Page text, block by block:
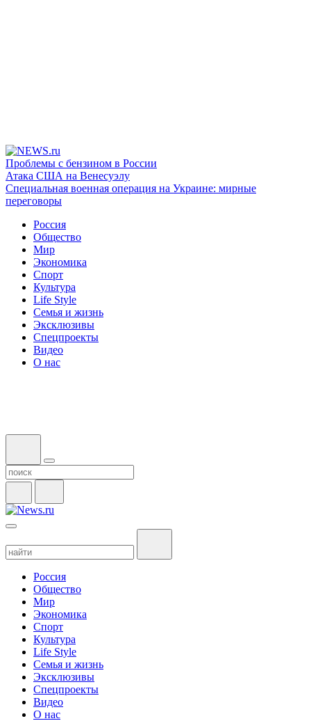
Проблемы с бензином в России
Атака США на Венесуэлу
Специальная военная операция на Украине: мирные
переговоры
Россия
Общество
Мир
Экономика
Спорт
Культура
Life Style
Семья и жизнь
Эксклюзивы
Спецпроекты
Видео
О нас
Россия
Общество
Мир
Экономика
Спорт
Культура
Life Style
Семья и жизнь
Эксклюзивы
Спецпроекты
Видео
О нас